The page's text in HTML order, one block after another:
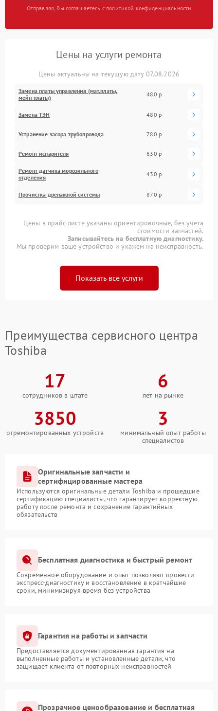
Отправляя, Вы соглашаетесь с политикой конфиденциальности
Цены на услуги ремонта
Цены актуальны на текущую дату 07.08.2026
Замена платы управления (мат.платы,
мейн платы)
480 р
Замена ТЭН 480 р
Устранение засора трубопровода 780 р
Ремонт испарителя 630 р
Ремонт датчика морозильного
отделения
430 р
Прочистка дренажной системы 870 р
Цены в прайс-листе указаны ориентировочные, без учета
стоимости запчастей.
Записывайтесь на бесплатную диагностику.
Мы проверим ваше устройство и укажем на неисправность.
Показать все услуги
Преимущества сервисного центра
Toshiba
17
сотрудников в штате
6
лет на рынке
3850
отремонтированных устройств
3
минимальный опыт работы
специалистов
Оригинальные запчасти и
сертифицированные мастера
Используются оригинальные детали Toshiba и прошедшие
сертификацию специалисты, что гарантирует корректную
работу после ремонта и сохранение гарантийных
обязательств
Бесплатная диагностика и быстрый ремонт
Современное оборудование и опыт позволяют провести
экспресс-диагностику и восстановление в кратчайшие
сроки, минимизируя время без устройства
Гарантия на работы и запчасти
Предоставляется документированная гарантия на
выполненные работы и установленные детали, что
защищает клиента от повторных неисправностей
Прозрачное ценообразование и бесплатная